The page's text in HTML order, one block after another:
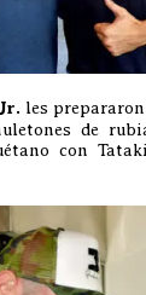
les
de
con